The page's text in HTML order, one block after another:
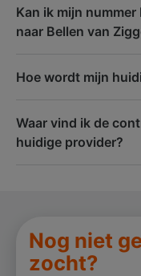
Kan ik mijn
naar Bellen van
Hoe wordt mijn
Waar vind ik de
huidige provider?
Nog niet
zocht?